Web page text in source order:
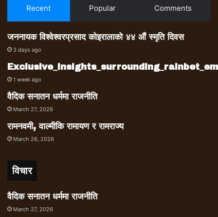
Recent Popular Comments
जननायक विश्वेश्वरप्रसाद कोइरालाको ४४ औं स्मृति दिवस
3 days ago
1 week ago
वैदिक सनातन धर्ममा राजनीति
March 27, 2026
रामनवमी, वाल्मीकि रामायण र रामराज्य
March 26, 2026
विचार
वैदिक सनातन धर्ममा राजनीति
March 27, 2026